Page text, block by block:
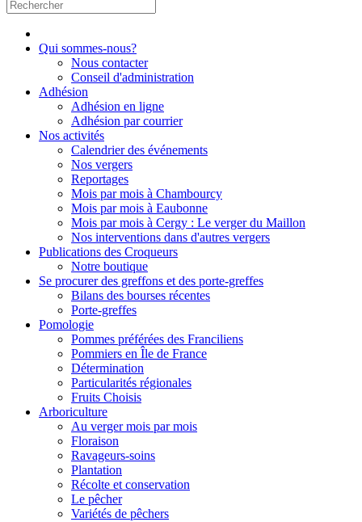
Qui sommes-nous?
Nous contacter
Conseil d'administration
Adhésion
Adhésion en ligne
Adhésion par courrier
Nos activités
Calendrier des événements
Nos vergers
Reportages
Mois par mois à Chambourcy
Mois par mois à Eaubonne
Mois par mois à Cergy : Le verger du Maillon
Nos interventions dans d'autres vergers
Publications des Croqueurs
Notre boutique
Se procurer des greffons et des porte-greffes
Bilans des bourses récentes
Porte-greffes
Pomologie
Pommes préférées des Franciliens
Pommiers en Île de France
Détermination
Particularités régionales
Fruits Choisis
Arboriculture
Au verger mois par mois
Floraison
Ravageurs-soins
Plantation
Récolte et conservation
Le pêcher
Variétés de pêchers